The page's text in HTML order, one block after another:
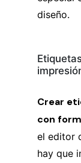
diseño.
Crear
con
el editor
hay que